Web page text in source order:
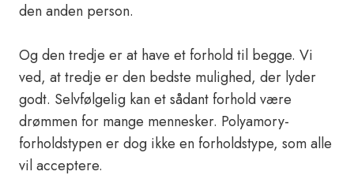
den anden person.
Og den tredje er at have et forhold til begge. Vi
ved, at tredje er den bedste mulighed, der lyder
godt. Selvfølgelig kan et sådant forhold være
drømmen for mange mennesker. Polyamory-
forholdstypen er dog ikke en forholdstype, som alle
vil acceptere.